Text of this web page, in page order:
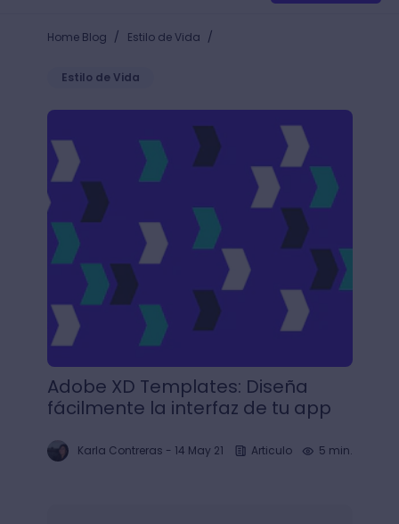
Home Blog / Estilo de Vida /
Estilo de Vida
Adobe XD Templates: Diseña fácilmente la interfaz
Adobe XD Templates: Diseña
fácilmente la interfaz de tu app
Karla Contreras - 14 May 21 Articulo 5 min.